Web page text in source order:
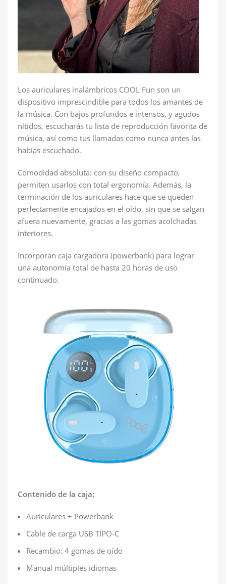
Los auriculares inalámbricos COOL Fun son un
dispositivo imprescindible para todos los amantes de
la música. Con bajos profundos e intensos, y agudos
nítidos, escucharás tu lista de reproducción favorita de
música, así como tus llamadas como nunca antes las
habías escuchado.
Comodidad absoluta: con su diseño compacto,
permiten usarlos con total ergonomía. Además, la
terminación de los auriculares hace que se queden
perfectamente encajados en el oído, sin que se salgan
afuera nuevamente, gracias a las gomas acolchadas
interiores.
Incorporan caja cargadora (powerbank) para lograr
una autonomía total de hasta 20 horas de uso
continuado.
Contenido de la caja:
Auriculares + Powerbank
Cable de carga USB TIPO-C
Recambio: 4 gomas de oído
Manual múltiples idiomas